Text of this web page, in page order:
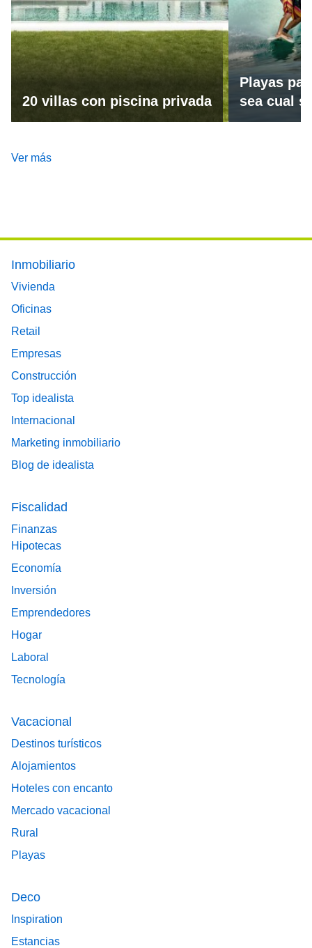
20 villas con piscina privada
Playas
sea cual
Ver más
Footer main menu
Inmobiliario
Vivienda
Oficinas
Retail
Empresas
Construcción
Top idealista
Internacional
Marketing inmobiliario
Blog de idealista
Fiscalidad
Finanzas
Hipotecas
Economía
Inversión
Emprendedores
Hogar
Laboral
Tecnología
Vacacional
Destinos turísticos
Alojamientos
Hoteles con encanto
Mercado vacacional
Rural
Playas
Deco
Inspiration
Estancias